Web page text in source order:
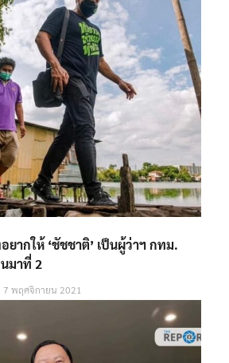
ยากให้ ‘ชัชชาติ’ เป็นผู้ว่าฯ กทม.
มาที่ 2
7 พฤศจิกายน 2021